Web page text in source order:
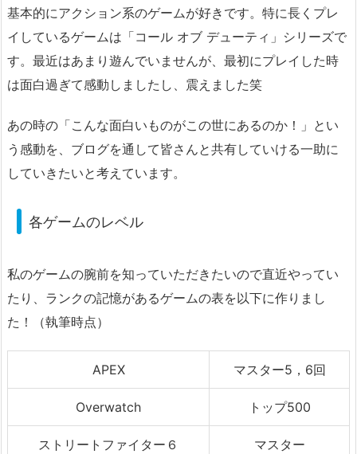
基本的にアクション系のゲームが好きです。特に長くプレ
イしているゲームは「コール オブ デューティ」シリーズで
す。最近はあまり遊んでいませんが、最初にプレイした時
は面白過ぎて感動しましたし、震えました笑
あの時の「こんな面白いものがこの世にあるのか！」とい
う感動を、ブログを通して皆さんと共有していける一助に
していきたいと考えています。
各ゲームのレベル
私のゲームの腕前を知っていただきたいので直近やってい
たり、ランクの記憶があるゲームの表を以下に作りまし
た！（執筆時点）
APEX マスター5，6回
Overwatch トップ500
ストリートファイター６ マスター